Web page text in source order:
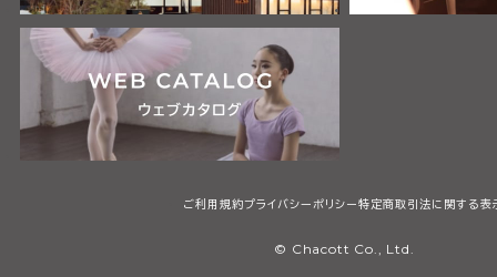
ご利用規約プライバシーポリシー特定商取引法に関する表
© Chacott Co., Ltd.